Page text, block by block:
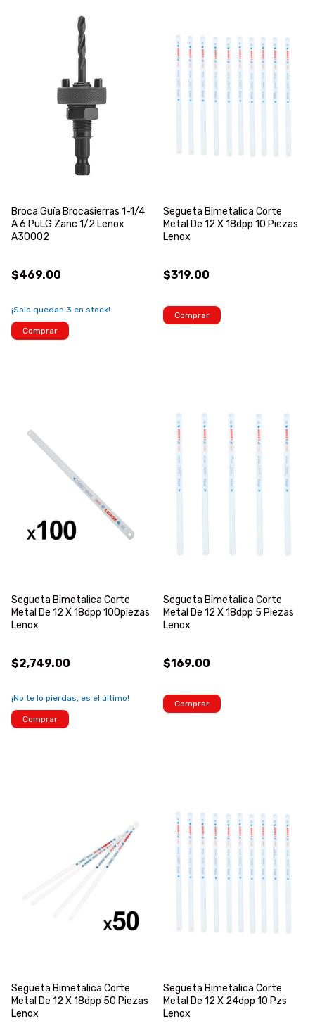
Broca Guía Brocasierras 1-1/4
A 6 PuLG Zanc 1/2 Lenox
A30002
$469.00
¡Solo quedan 3 en stock!
Comprar
Segueta Bimetalica Corte
Metal De 12 X 18dpp 10 Piezas
Lenox
$319.00
Comprar
Segueta Bimetalica Corte
Metal De 12 X 18dpp 100piezas
Lenox
$2,749.00
¡No te lo pierdas, es el último!
Comprar
Segueta Bimetalica Corte
Metal De 12 X 18dpp 5 Piezas
Lenox
$169.00
Comprar
Segueta Bimetalica Corte
Metal De 12 X 18dpp 50 Piezas
Lenox
Segueta Bimetalica Corte
Metal De 12 X 24dpp 10 Pzs
Lenox